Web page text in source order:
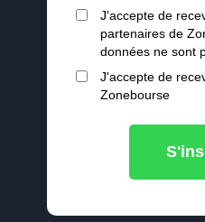
J'accepte de
partenaires de
données ne sont
J'accepte de
Zonebourse